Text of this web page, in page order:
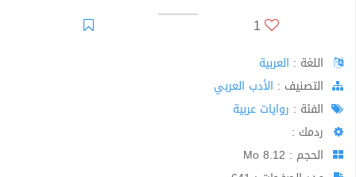
1
اللغة : العربية
اﻟﺘﺼﻨﻴﻒ : الأدب العربي
الفئة : روايات عربية
ردمك :
الحجم : 8.12 Mo